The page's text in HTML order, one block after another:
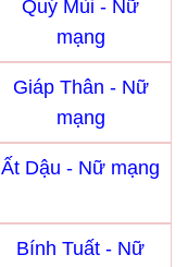
Quý Mùi - Nữ
mạng
Giáp Thân - Nữ
mạng
Ất Dậu - Nữ mạng
Bính Tuất - Nữ